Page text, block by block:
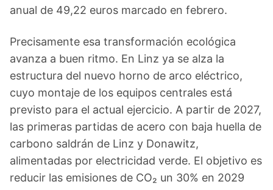
anual de 49,22 euros marcado en febrero.
Precisamente esa transformación ecológica
avanza a buen ritmo. En Linz ya se alza la
estructura del nuevo horno de arco eléctrico,
cuyo montaje de los equipos centrales está
previsto para el actual ejercicio. A partir de 2027,
las primeras partidas de acero con baja huella de
carbono saldrán de Linz y Donawitz,
alimentadas por electricidad verde. El objetivo es
reducir las emisiones de CO₂ un 30% en 2029